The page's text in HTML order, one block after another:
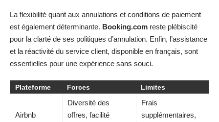
La flexibilité quant aux annulations et conditions de paiement
est également déterminante. Booking.com reste plébiscité
pour la clarté de ses politiques d’annulation. Enfin, l’assistance
et la réactivité du service client, disponible en français, sont
essentielles pour une expérience sans souci.
Plateforme Forces Limites
Airbnb
Diversité des
offres, facilité
Frais
supplémentaires,